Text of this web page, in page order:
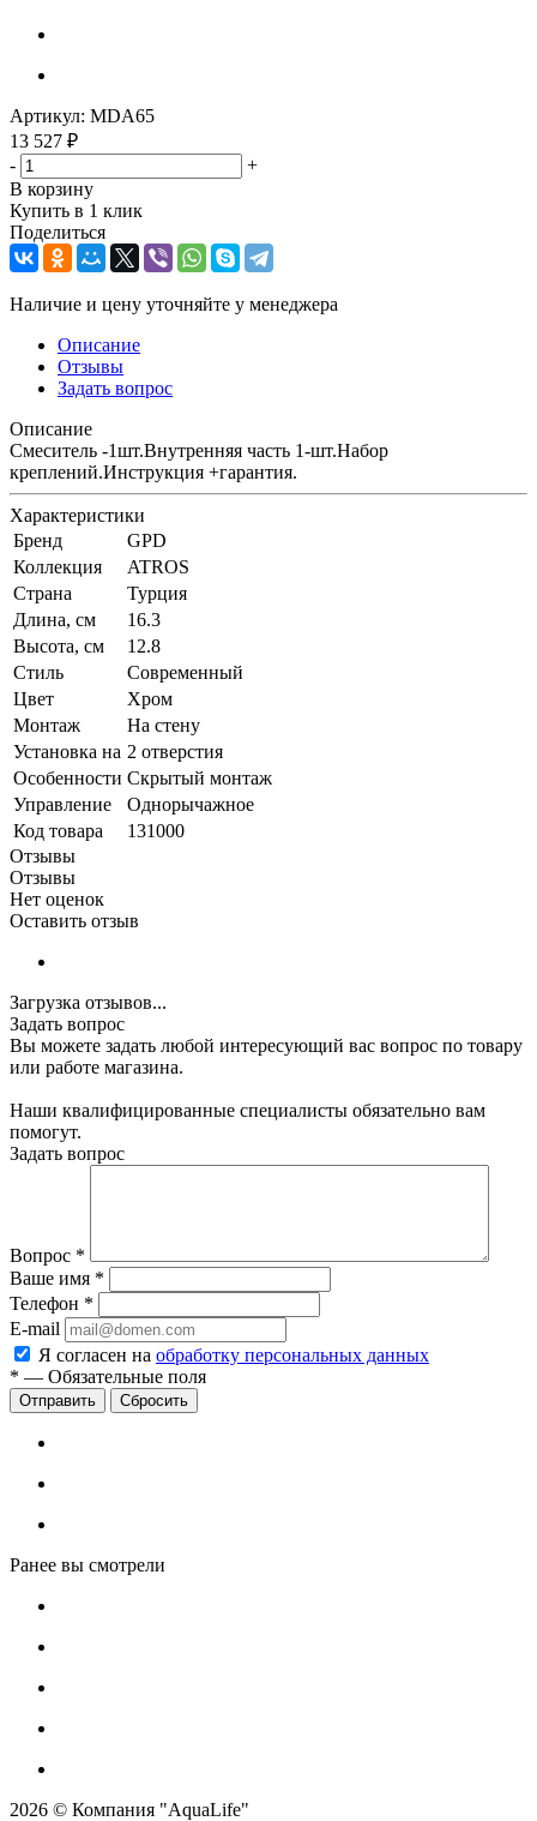
Артикул: MDA65
13 527 ₽
-
+
В корзину
Купить в 1 клик
Поделиться
Наличие и цену уточняйте у менеджера
Описание
Отзывы
Задать вопрос
Описание
Смеситель -1шт.Внутренняя часть 1-шт.Набор
креплений.Инструкция +гарантия.
Характеристики
Бренд
GPD
Коллекция
ATROS
Страна
Турция
Длина, см
16.3
Высота, см
12.8
Стиль
Современный
Цвет
Хром
Монтаж
На стену
Установка на 2 отверстия
Особенности Скрытый монтаж
Управление
Однорычажное
Код товара
131000
Отзывы
Отзывы
Нет оценок
Оставить отзыв
Загрузка отзывов...
Задать вопрос
Вы можете задать любой интересующий вас вопрос по товару
или работе магазина.
Наши квалифицированные специалисты обязательно вам
помогут.
Задать вопрос
Вопрос *
Ваше имя *
Телефон *
E-mail
Я согласен на обработку персональных данных
* — Обязательные поля
Сбросить
Ранее вы смотрели
2026 © Компания "AquaLife"